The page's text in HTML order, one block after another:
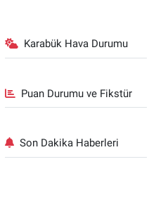
Karabük Hava Durumu
Puan Durumu ve Fikstür
Son Dakika Haberleri